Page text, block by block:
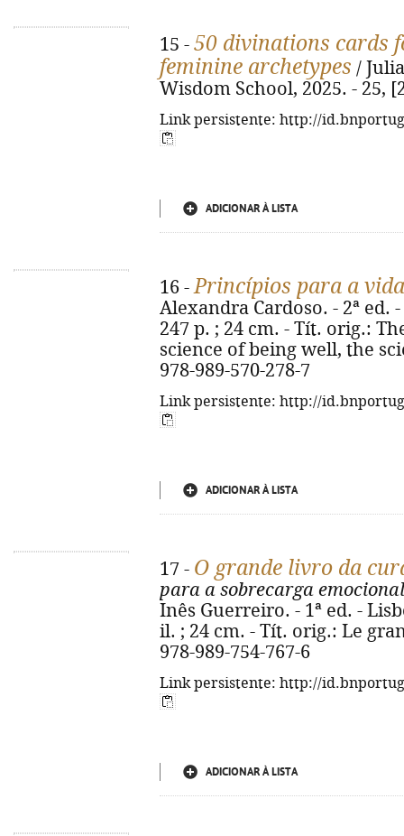
15 - 50 divinations cards
feminine archetypes /
Wisdom School, 2025. - 25,
Link persistente: http://
ADICIONAR À LISTA
16 -Princípios para a vida
Alexandra Cardoso. - 2ª ed.
247 p. ; 24 cm. - Tít. orig.:
science of being well, the
978-989-570-278-7
Link persistente: http://
ADICIONAR À LISTA
17 - O grande livro da
para a sobrecarga emocional
Inês Guerreiro. - 1ª ed. -
il. ; 24 cm. - Tít. orig.: Le
978-989-754-767-6
Link persistente: http://
ADICIONAR À LISTA